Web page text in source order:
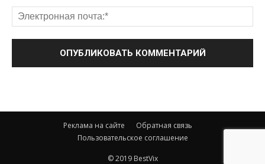
Реклама на сайте
Обратная связь
Пользовательское соглашение
© 2019 BestVix